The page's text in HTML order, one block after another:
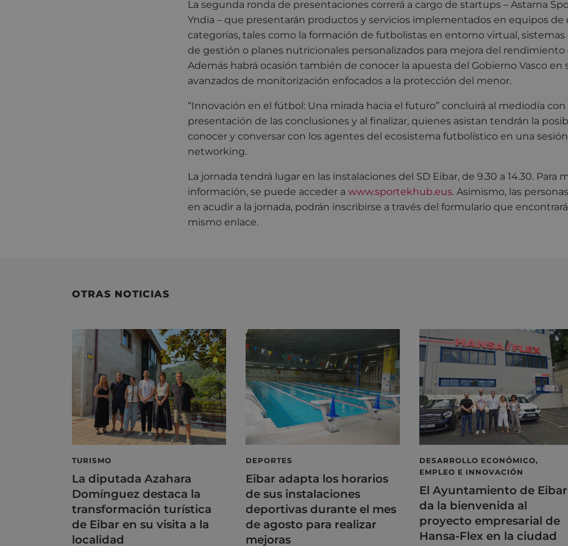
La segunda ronda de presentaciones correrá a cargo de startups – Astarna
Yndia – que presentarán productos y servicios implementados en equipos de
categorías, tales como la formación de futbolistas en entorno virtual, sistemas
de gestión o planes nutricionales personalizados para mejora del
Además habrá ocasión también de conocer la apuesta del Gobierno Vasco en
avanzados de monitorización enfocados a la protección del menor.
“Innovación en el fútbol: Una mirada hacia el futuro” concluirá al mediodía con
presentación de las conclusiones y al finalizar, quienes asistan tendrán la
conocer y conversar con los agentes del ecosistema futbolístico en una
networking.
La jornada tendrá lugar en las instalaciones del SD Eibar, de 9.30 a 14.30. Para
información, se puede acceder a www.sportekhub.eus. Asimismo, las
en acudir a la jornada, podrán inscribirse a través del formulario que
mismo enlace.
OTRAS NOTICIAS
TURISMO
La diputada Azahara
Domínguez destaca la
transformación turística
de Eibar en su visita a la
localidad
DEPORTES
Eibar adapta los horarios
de sus instalaciones
deportivas durante el mes
de agosto para realizar
mejoras
DESARROLLO ECONÓMICO,
EMPLEO E INNOVACIÓN
El Ayuntamiento de Eibar
da la bienvenida al
proyecto empresarial de
Hansa-Flex en la ciudad